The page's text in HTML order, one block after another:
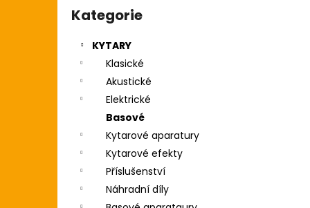
Přeskočit
kategorie
Kategorie
KYTARY
Klasické
Akustické
Elektrické
Basové
Kytarové aparatury
Kytarové efekty
Příslušenství
Náhradní díly
CASIO CDP S110BK BEZ STOJANU